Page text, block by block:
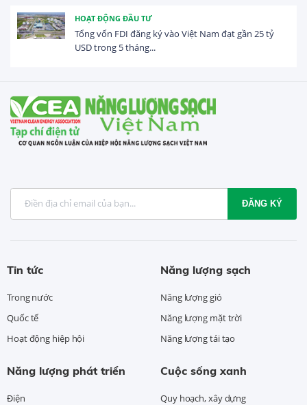
HOẠT ĐỘNG ĐẦU TƯ
Tổng vốn FDI đăng ký vào Việt Nam đạt gần 25 tỷ
USD trong 5 tháng...
ĐĂNG KÝ
Tin tức
Trong nước
Quốc tế
Hoạt động hiệp hội
Năng lượng sạch
Năng lượng gió
Năng lượng mặt trời
Năng lượng tái tạo
Năng lượng phát triển
Điện
Cuộc sống xanh
Quy hoạch, xây dựng